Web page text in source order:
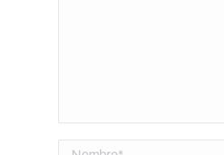
Nombre *